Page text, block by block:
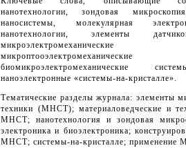
нанотехнологии, зондовая
наносистемы, молекулярная
нанотехнологии, элементы
биомикроэлектромеханические
наноэлектронные «системы-на-кристалле».
Тематические разделы журнала: элементы
техники (МНСТ); материаловедческие и
МНСТ; нанотехнология и зондовая
электроника и биоэлектроника;
МНСТ; системы-на-кристалле; применение